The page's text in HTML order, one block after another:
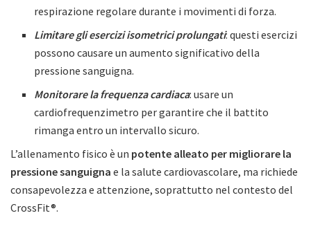
respirazione regolare durante i movimenti di forza.
Limitare gli esercizi isometrici prolungati: questi esercizi
possono causare un aumento significativo della
pressione sanguigna.
Monitorare la frequenza cardiaca: usare un
cardiofrequenzimetro per garantire che il battito
rimanga entro un intervallo sicuro.
L’allenamento fisico è un potente alleato per migliorare la
pressione sanguigna e la salute cardiovascolare, ma richiede
consapevolezza e attenzione, soprattutto nel contesto del
CrossFit®.